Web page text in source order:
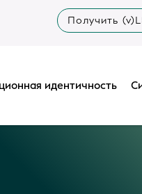
Получить
идентичность